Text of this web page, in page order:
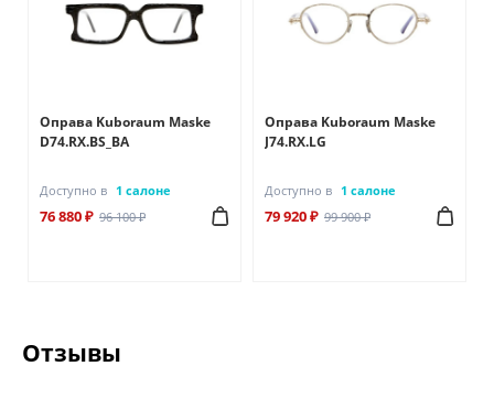
Оправа Kuboraum Maske
D74.RX.BS_BA
Доступно в 1 салоне
76 880 ₽ 96 100 ₽
Оправа Kuboraum Maske
J74.RX.LG
Доступно в 1 салоне
79 920 ₽ 99 900 ₽
Отзывы